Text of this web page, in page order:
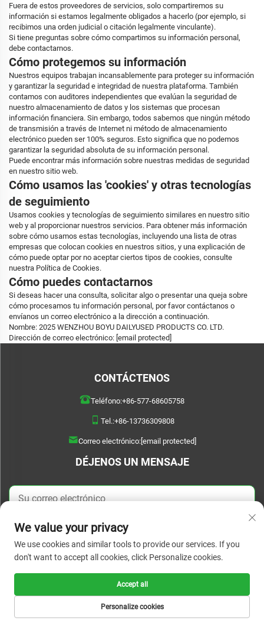
Fuera de estos proveedores de servicios, solo compartiremos su
información si estamos legalmente obligados a hacerlo (por ejemplo, si
recibimos una orden judicial o citación legalmente vinculante).
Si tiene preguntas sobre cómo compartimos su información personal,
debe contactarnos.
Cómo protegemos su información
Nuestros equipos trabajan incansablemente para proteger su información
y garantizar la seguridad e integridad de nuestra plataforma. También
contamos con auditores independientes que evalúan la seguridad de
nuestro almacenamiento de datos y los sistemas que procesan
información financiera. Sin embargo, todos sabemos que ningún método
de transmisión a través de Internet ni método de almacenamiento
electrónico pueden ser 100% seguros. Esto significa que no podemos
garantizar la seguridad absoluta de su información personal.
Puede encontrar más información sobre nuestras medidas de seguridad
en nuestro sitio web.
Cómo usamos las 'cookies' y otras tecnologías
de seguimiento
Usamos cookies y tecnologías de seguimiento similares en nuestro sitio
web y al proporcionar nuestros servicios. Para obtener más información
sobre cómo usamos estas tecnologías, incluyendo una lista de otras
empresas que colocan cookies en nuestros sitios, y una explicación de
cómo puede optar por no aceptar ciertos tipos de cookies, consulte
nuestra Política de Cookies.
Cómo puedes contactarnos
Si deseas hacer una consulta, solicitar algo o presentar una queja sobre
cómo procesamos tu información personal, por favor contáctanos o
envíanos un correo electrónico a la dirección a continuación.
Nombre: 2025 WENZHOU BOYU DAILYUSED PRODUCTS CO. LTD.
Dirección de correo electrónico: [email protected]
CONTÁCTENOS
Teléfono:+86-577-68605758
Tel.:+86-13736309808
Correo electrónico: [email protected]
DÉJENOS UN MENSAJE
ENVIAR AHORA
Copyright © 2026 WENZHOU BOYU DAILYUSED PRODUCTS CO..LTD. Todos los
derechos reservados. | Política de privacidad
We value your privacy
We use cookies and similar tools to provide our services. If you
don't want to accept all cookies, click Personalize cookies.
Personalize cookies
Accept all